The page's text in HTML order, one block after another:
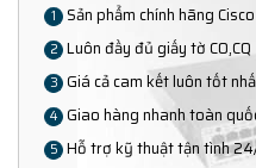
1 Sản phẩm chính hãng Cisco
2 Luôn đầy đủ giấy tờ CO,CQ
3 Giá cả cam kết luôn tốt
4 Giao hàng nhanh toàn
5 Hỗ trợ kỹ thuật tận tình